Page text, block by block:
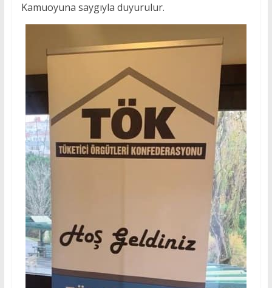
Kamuoyuna saygıyla duyurulur.